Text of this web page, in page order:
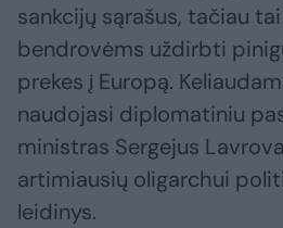
sankcijų sąrašus, tačiau
bendrovėms uždirbti
prekes į Europą.
naudojasi diplomatiniu
ministras Sergejus
artimiausių oligarchui
leidinys.